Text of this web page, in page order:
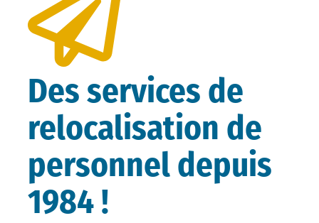
Des services de
relocalisation de
personnel depuis
1984 !